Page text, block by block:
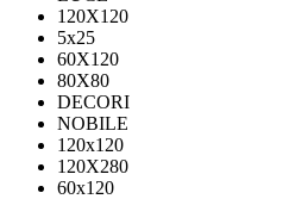
120X120
5x25
60X120
80X80
DECORI
NOBILE
120x120
120X280
60x120